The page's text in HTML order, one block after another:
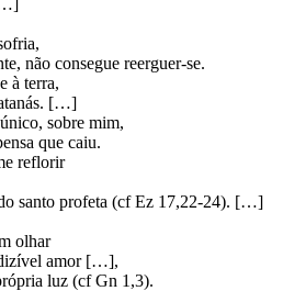
não consegue reerguer-se.
à terra,
[…]
sobre mim,
que caiu.
reflorir
santo profeta (cf Ez 17,22-24). […]
olhar
amor […],
luz (cf Gn 1,3).